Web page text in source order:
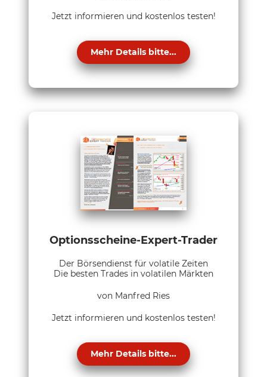
Jetzt informieren und kostenlos testen!
Mehr Details bitte...
Optionsscheine-Expert-Trader
Der Börsendienst für volatile Zeiten
Die besten Trades in volatilen Märkten
von Manfred Ries
Jetzt informieren und kostenlos testen!
Mehr Details bitte...